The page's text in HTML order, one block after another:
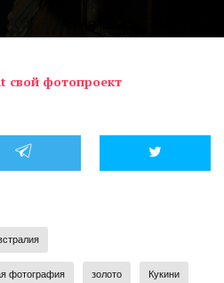
свой фотопроект
фотография золото Кукини